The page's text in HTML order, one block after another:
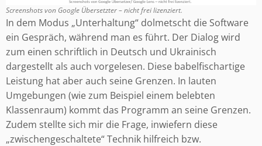
Screenshots von Google Übersetzter – nicht frei lizenziert.
In dem Modus „Unterhaltung“ dolmetscht die Software
ein Gespräch, während man es führt. Der Dialog wird
zum einen schriftlich in Deutsch und Ukrainisch
dargestellt als auch vorgelesen. Diese babelfischartige
Leistung hat aber auch seine Grenzen. In lauten
Umgebungen (wie zum Beispiel einem belebten
Klassenraum) kommt das Programm an seine Grenzen.
Zudem stellte sich mir die Frage, inwiefern diese
„zwischengeschaltete“ Technik hilfreich bzw.